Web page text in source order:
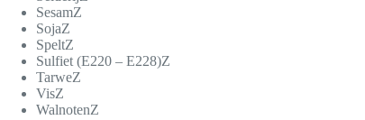
SesamZ
SojaZ
SpeltZ
Sulfiet (E220 – E228)Z
TarweZ
VisZ
WalnotenZ